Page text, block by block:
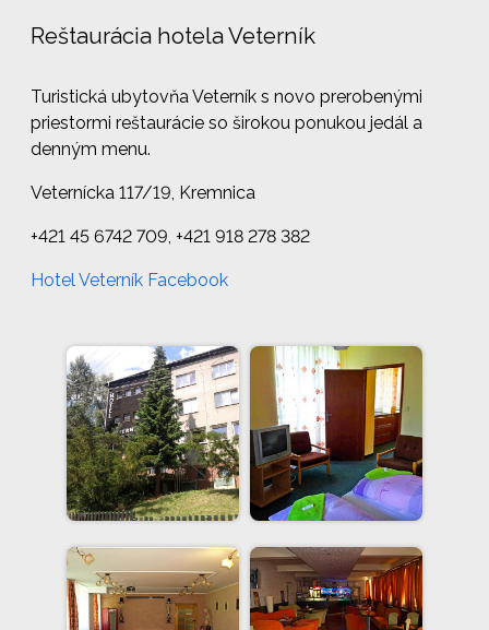
Reštaurácia hotela Veterník
Turistická ubytovňa Veterník s novo prerobenými
priestormi reštaurácie so širokou ponukou jedál a
denným menu.
Veternícka 117/19, Kremnica
+421 45 6742 709, +421 918 278 382
Hotel Veterník Facebook